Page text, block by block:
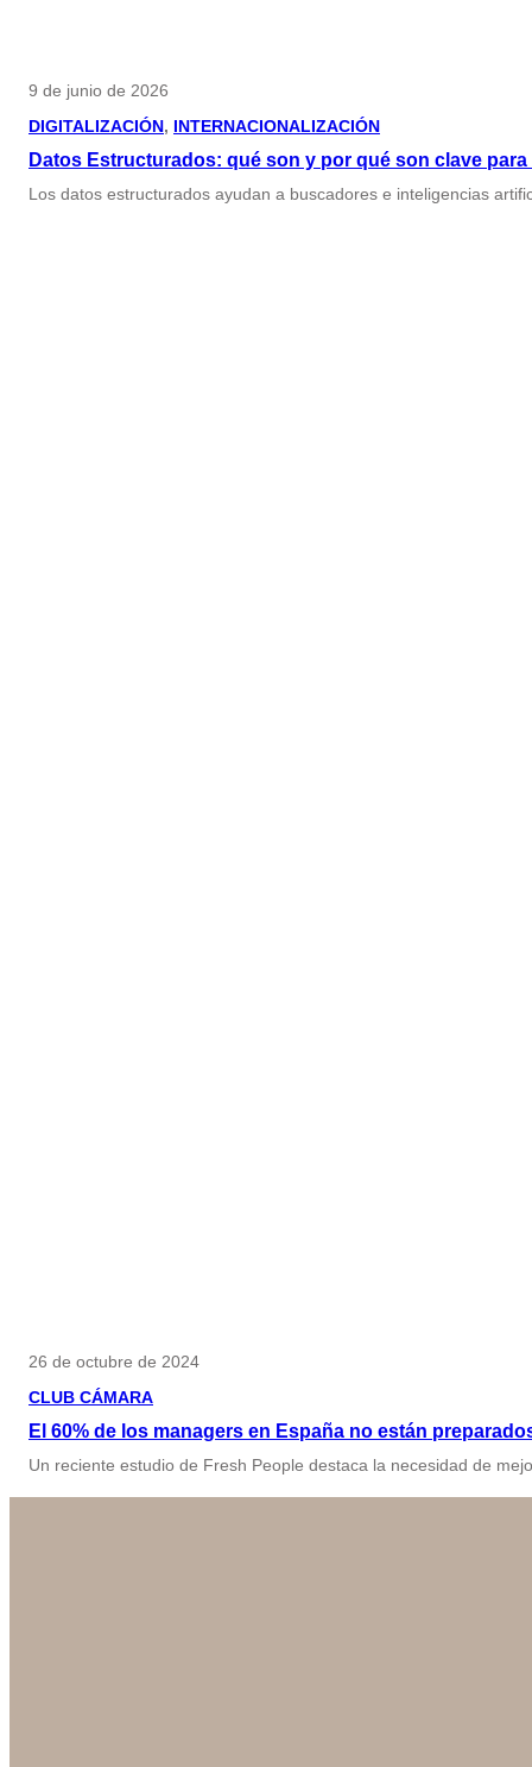
9 de junio de 2026
DIGITALIZACIÓN, INTERNACIONALIZACIÓN
Datos Estructurados: qué son y por qué son clave
Los datos estructurados ayudan a buscadores e inteligencias
26 de octubre de 2024
CLUB CÁMARA
El 60% de los managers en España no están
Un reciente estudio de Fresh People destaca la necesidad de